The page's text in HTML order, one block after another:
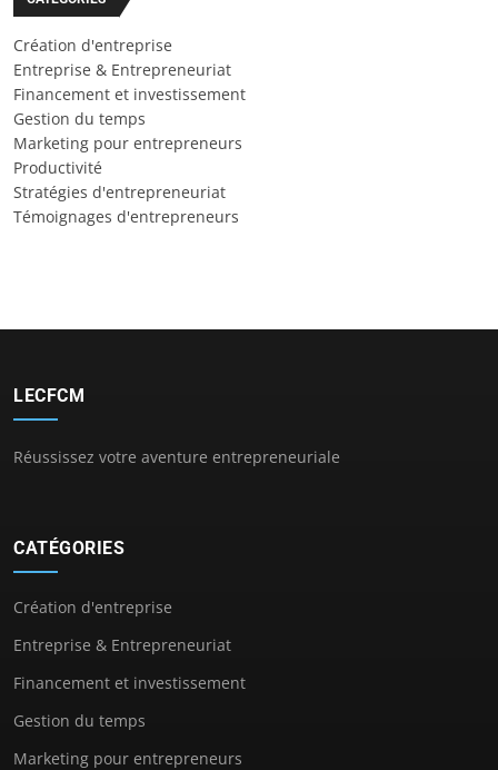
Création d'entreprise
Entreprise & Entrepreneuriat
Financement et investissement
Gestion du temps
Marketing pour entrepreneurs
Productivité
Stratégies d'entrepreneuriat
Témoignages d'entrepreneurs
LECFCM
Réussissez votre aventure entrepreneuriale
CATÉGORIES
Création d'entreprise
Entreprise & Entrepreneuriat
Financement et investissement
Gestion du temps
Marketing pour entrepreneurs